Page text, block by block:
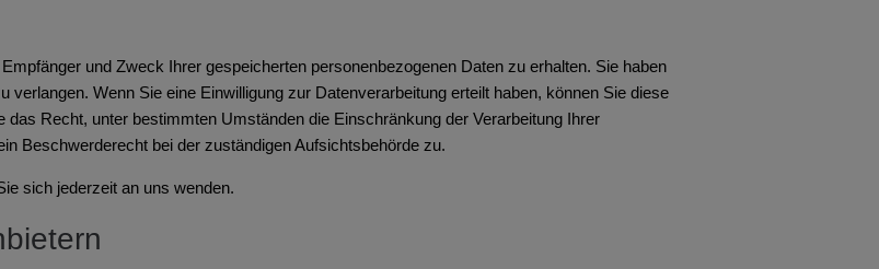
und Zweck Ihrer gespeicherten personenbezogenen Daten zu erhalten. Sie haben
Wenn Sie eine Einwilligung zur Datenverarbeitung erteilt haben, können Sie diese
Recht, unter bestimmten Umständen die Einschränkung der Verarbeitung Ihrer
Beschwerderecht bei der zuständigen Aufsichtsbehörde zu.
sich jederzeit an uns wenden.